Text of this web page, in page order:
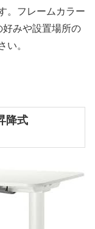
。フレームカラー
みや設置場所の
い。
降式